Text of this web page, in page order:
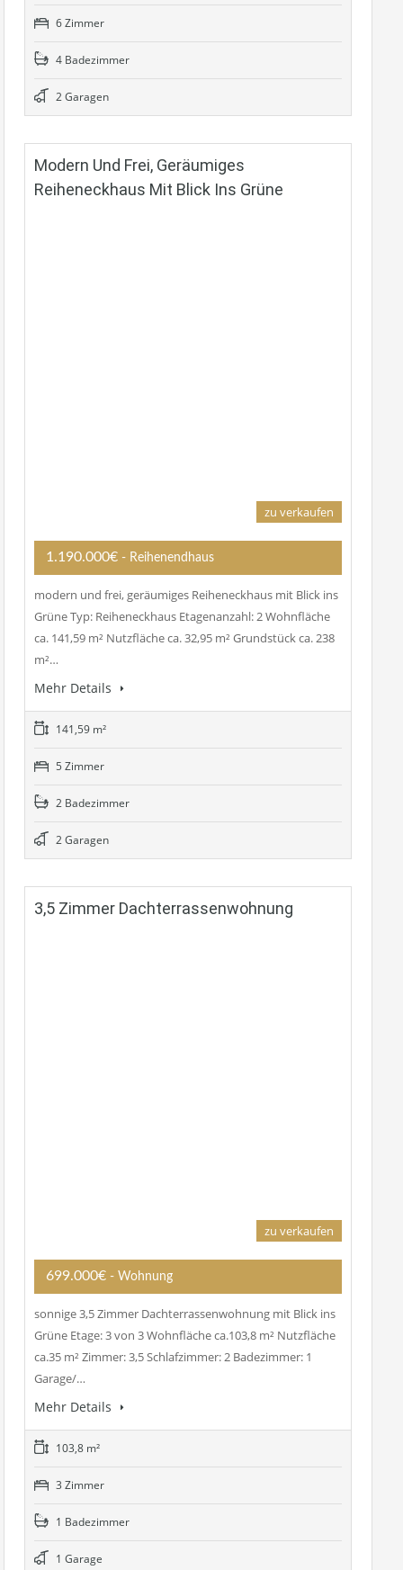
6 Zimmer
4 Badezimmer
2 Garagen
Modern Und Frei, Geräumiges
Reiheneckhaus Mit Blick Ins Grüne
zu verkaufen
1.190.000€ - Reihenendhaus
modern und frei, geräumiges Reiheneckhaus mit Blick ins
Grüne Typ: Reiheneckhaus Etagenanzahl: 2 Wohnfläche
ca. 141,59 m² Nutzfläche ca. 32,95 m² Grundstück ca. 238
m²…
Mehr Details
141,59 m²
5 Zimmer
2 Badezimmer
2 Garagen
3,5 Zimmer Dachterrassenwohnung
zu verkaufen
699.000€ - Wohnung
sonnige 3,5 Zimmer Dachterrassenwohnung mit Blick ins
Grüne Etage: 3 von 3 Wohnfläche ca.103,8 m² Nutzfläche
ca.35 m² Zimmer: 3,5 Schlafzimmer: 2 Badezimmer: 1
Garage/…
Mehr Details
103,8 m²
3 Zimmer
1 Badezimmer
1 Garage